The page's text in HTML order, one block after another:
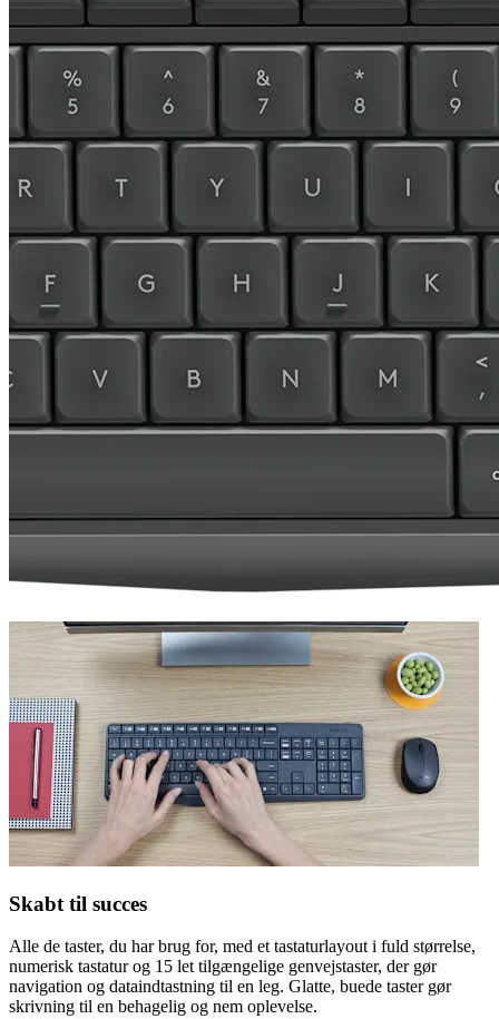
Skabt til succes
Alle de taster, du har brug for, med et tastaturlayout i fuld størrelse,
numerisk tastatur og 15 let tilgængelige genvejstaster, der gør
navigation og dataindtastning til en leg. Glatte, buede taster gør
skrivning til en behagelig og nem oplevelse.